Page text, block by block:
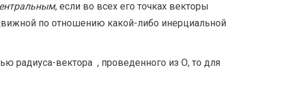
, если во всех его точках векторы
по отношению какой-либо инерциальной
радиуса-вектора , проведенного из О, то для